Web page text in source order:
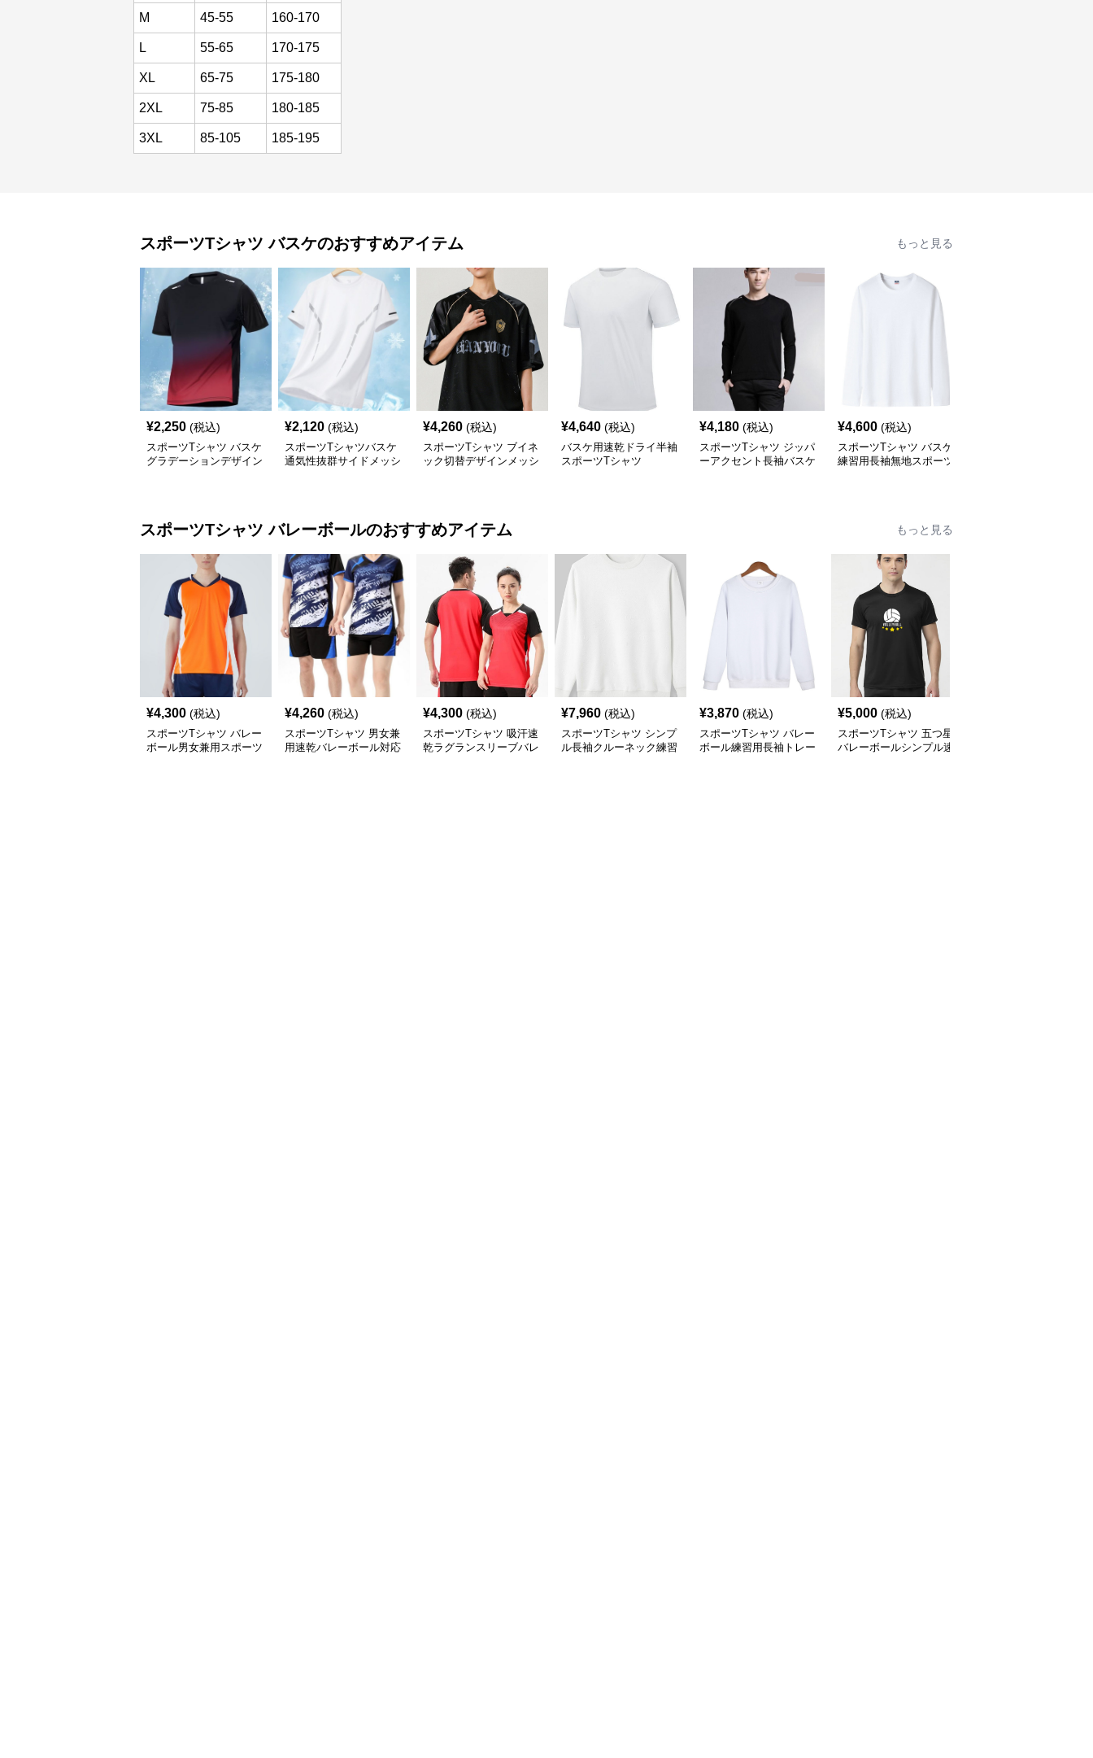
M 45-55 160-170
L 55-65 170-175
XL 65-75 175-180
2XL 75-85 180-185
3XL 85-105 185-195
スポーツTシャツ バスケのおすすめアイテム もっと見る
¥2,250 (税込)
スポーツTシャツ バスケ
グラデーションデザイン
¥2,120 (税込)
スポーツTシャツバスケ
通気性抜群サイドメッシ
¥4,260 (税込)
スポーツTシャツ ブイネ
ック切替デザインメッシ
¥4,640 (税込)
バスケ用速乾ドライ半袖
スポーツTシャツ
¥4,180 (税込)
スポーツTシャツ ジッパ
ーアクセント長袖バスケ
¥4,600 (税込)
スポーツTシャツ バスケ
練習用長袖無地スポーツ
スポーツTシャツ バレーボールのおすすめアイテム もっと見る
¥4,300 (税込)
スポーツTシャツ バレー
ボール男女兼用スポーツ
¥4,260 (税込)
スポーツTシャツ 男女兼
用速乾バレーボール対応
¥4,300 (税込)
スポーツTシャツ 吸汗速
乾ラグランスリーブバレ
¥7,960 (税込)
スポーツTシャツ シンプ
ル長袖クルーネック練習
¥3,870 (税込)
スポーツTシャツ バレー
ボール練習用長袖トレー
¥5,000 (税込)
スポーツTシャツ 五つ星
バレーボールシンプル速